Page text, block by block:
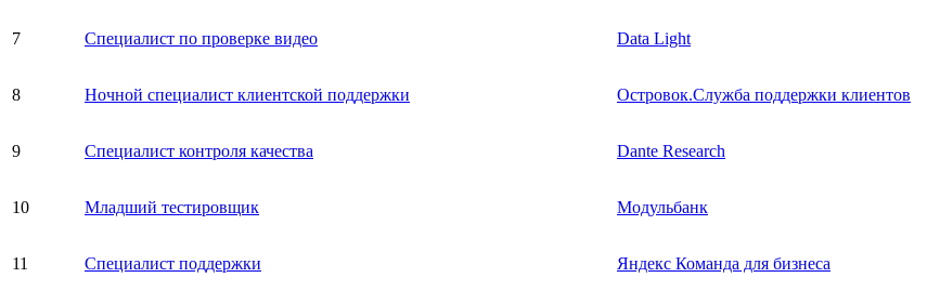
7 Специалист по проверке видео Data Light
8 Ночной специалист клиентской поддержки Островок.Служба поддержки клиентов
9 Специалист контроля качества Dante Research
10 Младший тестировщик Модульбанк
11 Специалист поддержки Яндекс Команда для бизнеса